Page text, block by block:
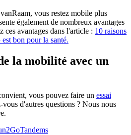
vous restez mobile plus
également de nombreux avantages
ces avantages dans l'article : 10 raisons
bon pour la santé.
la mobilité avec un
vous pouvez faire un essai
d'autres questions ? Nous nous
Tandems